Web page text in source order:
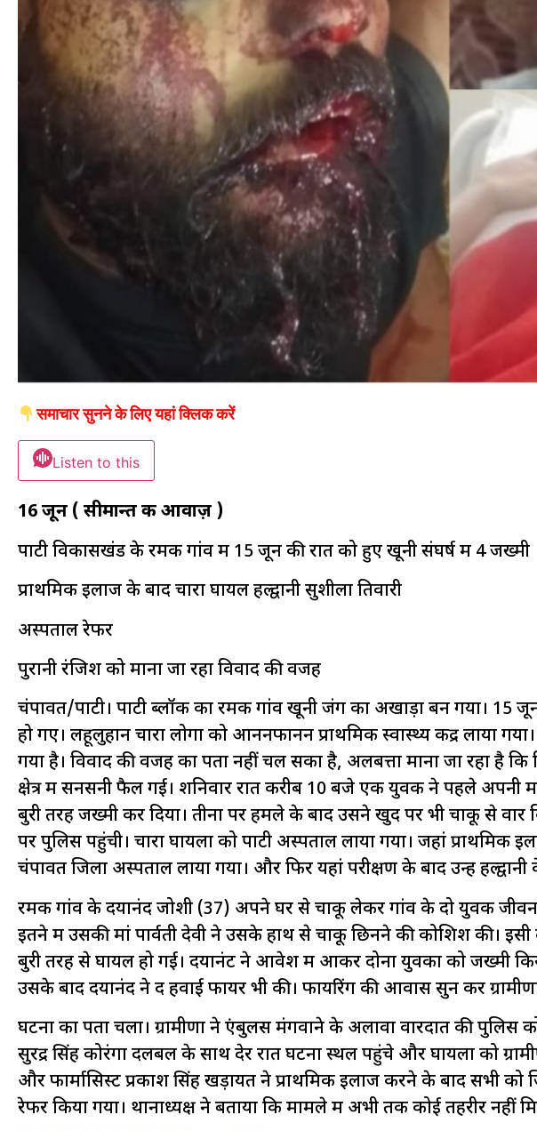
समाचार सुनने के लिए यहां क्लिक करें
Listen to this
16 जून ( सीमान्त की आवाज़ )
पाटी विकासखंड के रमक गांव में 15 जून की रात को हुए खूनी संघर्ष में 4 जख्मी
प्राथमिक इलाज के बाद चारों घायल हल्द्वानी सुशीला तिवारी
अस्पताल रेफर
पुरानी रंजिश को माना जा रहा विवाद की वजह
चंपावत/पाटी। पाटी ब्लॉक का रमक गांव खूनी जंग का अखाड़ा बन गया। 15
हो गए। लहूलुहान चारों लोगों को आननफानन प्राथमिक स्वास्थ्य केंद्र लाया
गया है। विवाद की वजह का पता नहीं चल सका है, अलबत्ता माना जा रहा है
क्षेत्र में सनसनी फैल गई। शनिवार रात करीब 10 बजे एक युवक ने पहले अपनी
बुरी तरह जख्मी कर दिया। तीनों पर हमले के बाद उसने खुद पर भी चाकू से वार
पर पुलिस पहुंची। चारों घायलों को पाटी अस्पताल लाया गया। जहां
चंपावत जिला अस्पताल लाया गया। और फिर यहां परीक्षण के बाद उन्हें
रमक गांव के दयानंद जोशी (37) अपने घर से चाकू लेकर गांव के दो युवक
इतने में उसकी मां पार्वती देवी ने उसके हाथ से चाकू छिनने की कोशिश की।
बुरी तरह से घायल हो गई। दयानंट ने आवेश में आकर दोनों युवकों को जख्मी
उसके बाद दयानंद ने द हवाई फायर भी की। फायरिंग की आवास सुन कर
घटना का पता चला। ग्रामीणों ने एंबुलेंस मंगवाने के अलावा वारदात की पुलिस
सुरेंद्र सिंह कोरंगा दलबल के साथ देर रात घटना स्थल पहुंचे और घायलों को
और फार्मासिस्ट प्रकाश सिंह खड़ायत ने प्राथमिक इलाज करने के बाद सभी को
रेफर किया गया। थानाध्यक्ष ने बताया कि मामले में अभी तक कोई तहरीर नहीं